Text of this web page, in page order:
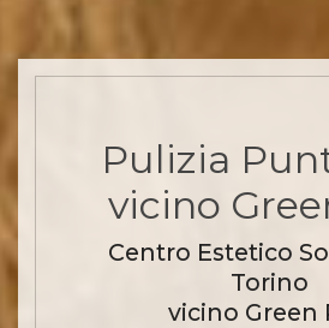
Pulizia
vicino
Centro Estetico
Torino
vicino Green